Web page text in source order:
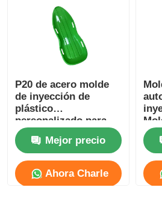
P20 de acero molde
de inyección de
plástico
personalizado para
sistemas de
iluminación
automática
Mejor precio
Ahora Charle